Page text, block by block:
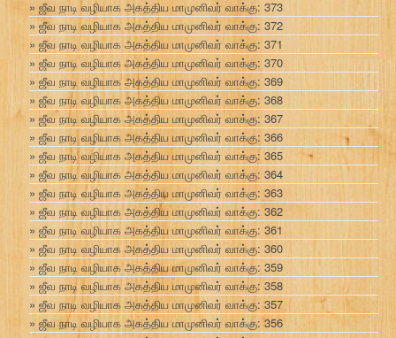
ஜீவ நாடி வழியாக அகத்திய மாமுனிவர் வாக்கு: 373
ஜீவ நாடி வழியாக அகத்திய மாமுனிவர் வாக்கு: 372
ஜீவ நாடி வழியாக அகத்திய மாமுனிவர் வாக்கு: 371
ஜீவ நாடி வழியாக அகத்திய மாமுனிவர் வாக்கு: 370
ஜீவ நாடி வழியாக அகத்திய மாமுனிவர் வாக்கு: 369
ஜீவ நாடி வழியாக அகத்திய மாமுனிவர் வாக்கு: 368
ஜீவ நாடி வழியாக அகத்திய மாமுனிவர் வாக்கு: 367
ஜீவ நாடி வழியாக அகத்திய மாமுனிவர் வாக்கு: 366
ஜீவ நாடி வழியாக அகத்திய மாமுனிவர் வாக்கு: 365
ஜீவ நாடி வழியாக அகத்திய மாமுனிவர் வாக்கு: 364
ஜீவ நாடி வழியாக அகத்திய மாமுனிவர் வாக்கு: 363
ஜீவ நாடி வழியாக அகத்திய மாமுனிவர் வாக்கு: 362
ஜீவ நாடி வழியாக அகத்திய மாமுனிவர் வாக்கு: 361
ஜீவ நாடி வழியாக அகத்திய மாமுனிவர் வாக்கு: 360
ஜீவ நாடி வழியாக அகத்திய மாமுனிவர் வாக்கு: 359
ஜீவ நாடி வழியாக அகத்திய மாமுனிவர் வாக்கு: 358
ஜீவ நாடி வழியாக அகத்திய மாமுனிவர் வாக்கு: 357
ஜீவ நாடி வழியாக அகத்திய மாமுனிவர் வாக்கு: 356